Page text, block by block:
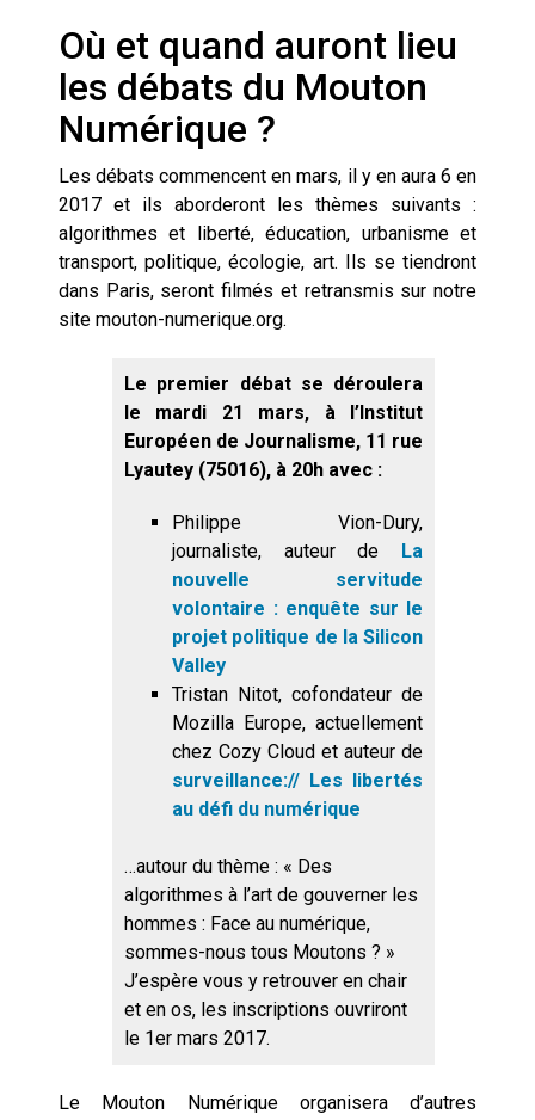
Où et quand auront lieu
les débats du Mouton
Numérique ?
Les débats commencent en mars, il y en aura 6 en
2017 et ils aborderont les thèmes suivants :
algorithmes et liberté, éducation, urbanisme et
transport, politique, écologie, art. Ils se tiendront
dans Paris, seront filmés et retransmis sur notre
site mouton-numerique.org.
Le premier débat se déroulera
le mardi 21 mars, à l’Institut
Européen de Journalisme, 11 rue
Lyautey (75016), à 20h avec :
Philippe Vion-Dury,
journaliste, auteur de
La
nouvelle servitude
volontaire : enquête sur le
projet politique de la Silicon
Valley
Tristan Nitot, cofondateur de
Mozilla Europe, actuellement
chez Cozy Cloud et auteur de
surveillance:// Les libertés
au défi du numérique
…autour du thème : « Des
algorithmes à l’art de gouverner les
hommes : Face au numérique,
sommes-nous tous Moutons ? »
J’espère vous y retrouver en chair
et en os, les inscriptions ouvriront
le 1er mars 2017.
Le Mouton Numérique organisera d’autres